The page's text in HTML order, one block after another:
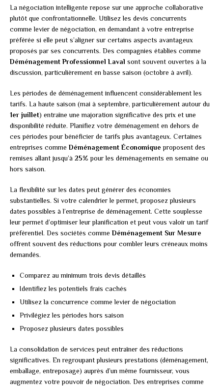
La négociation intelligente repose sur une approche collaborative
plutôt que confrontationnelle. Utilisez les devis concurrents
comme levier de négociation, en demandant à votre entreprise
préférée si elle peut s’aligner sur certains aspects avantageux
proposés par ses concurrents. Des compagnies établies comme
Déménagement Professionnel Laval sont souvent ouvertes à la
discussion, particulièrement en basse saison (octobre à avril).
Les périodes de déménagement influencent considérablement les
tarifs. La haute saison (mai à septembre, particulièrement autour du
1er juillet) entraîne une majoration significative des prix et une
disponibilité réduite. Planifiez votre déménagement en dehors de
ces périodes pour bénéficier de tarifs plus avantageux. Certaines
entreprises comme Déménagement Économique proposent des
remises allant jusqu’à 25% pour les déménagements en semaine ou
hors saison.
La flexibilité sur les dates peut générer des économies
substantielles. Si votre calendrier le permet, proposez plusieurs
dates possibles à l’entreprise de déménagement. Cette souplesse
leur permet d’optimiser leur planification et peut vous valoir un tarif
préférentiel. Des sociétés comme Déménagement Sur Mesure
offrent souvent des réductions pour combler leurs créneaux moins
demandés.
Comparez au minimum trois devis détaillés
Identifiez les potentiels frais cachés
Utilisez la concurrence comme levier de négociation
Privilégiez les périodes hors saison
Proposez plusieurs dates possibles
La consolidation de services peut entraîner des réductions
significatives. En regroupant plusieurs prestations (déménagement,
emballage, entreposage) auprès d’un même fournisseur, vous
augmentez votre pouvoir de négociation. Des entreprises comme